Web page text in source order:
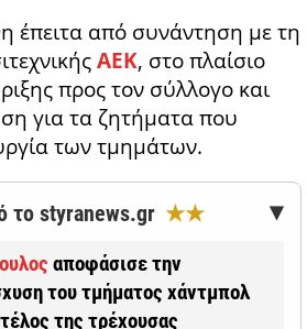
από συνάντηση με τη
ΑΕΚ, στο πλαίσιο
προς τον σύλλογο και
για τα ζητήματα που
των τμημάτων.
το styranews.gr ★★ ▶
αποφάσισε την
του τμήματος χάντμπολ
της τρέχουσας